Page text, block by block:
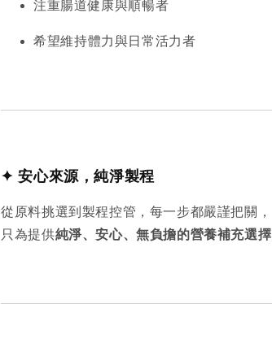
注重腸道健康與順暢者
希望維持體力與日常活力者
✦ 安心來源，純淨製程
從原料挑選到製程控管，每一步都嚴謹把關，
只為提供純淨、安心、無負擔的營養補充選擇